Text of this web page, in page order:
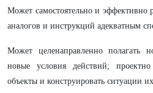
Может самостоятельно и эффективно
аналогов и инструкций адекватным
Может целенаправленно полагать
новые условия действий;
объекты и конструировать ситуации